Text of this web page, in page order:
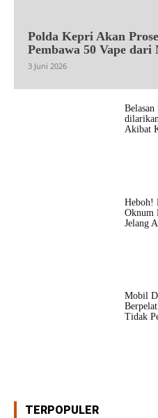
Polda Kepri Akan
Pembawa 50 Vape dari
3 Juni 2026
Akibat
Heboh!
Oknum
Jelang
Mobil
Tidak
TERPOPULER